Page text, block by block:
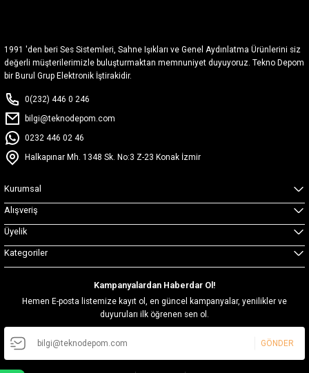
1991 'den beri Ses Sistemleri, Sahne Işıkları ve Genel Aydınlatma Ürünlerini siz
değerli müşterilerimizle buluşturmaktan memnuniyet duyuyoruz. Tekno Depom
bir Burul Grup Elektronik İştirakidir.
0(232) 446 0 246
bilgi@teknodepom.com
0232 446 02 46
Halkapınar Mh. 1348 Sk. No:3 Z-23 Konak İzmir
Kurumsal
Alışveriş
Üyelik
Kategoriler
Kampanyalardan Haberdar Ol!
Hemen E-posta listemize kayıt ol, en güncel kampanyalar, yenilikler ve
duyuruları ilk öğrenen sen ol.
GÖNDER